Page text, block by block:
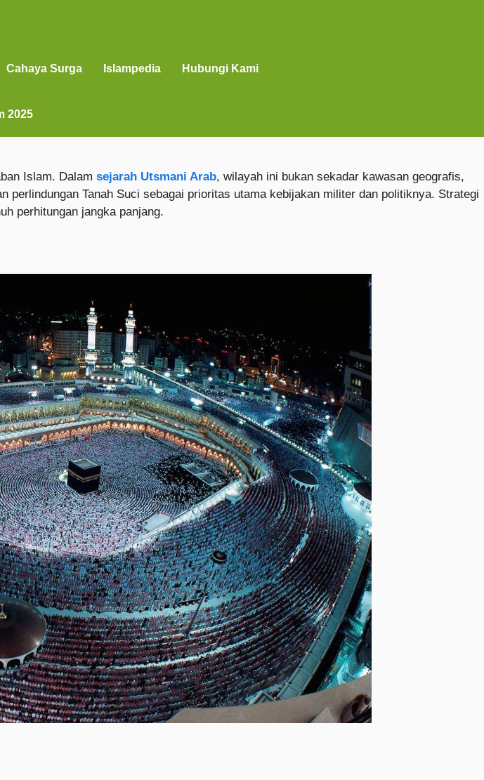
Cahaya Surga Islampedia Hubungi Kami
2025
Islam. Dalam sejarah Utsmani Arab, wilayah ini bukan sekadar kawasan geografis,
Tanah Suci sebagai prioritas utama kebijakan militer dan politiknya. Strategi
perhitungan jangka panjang.